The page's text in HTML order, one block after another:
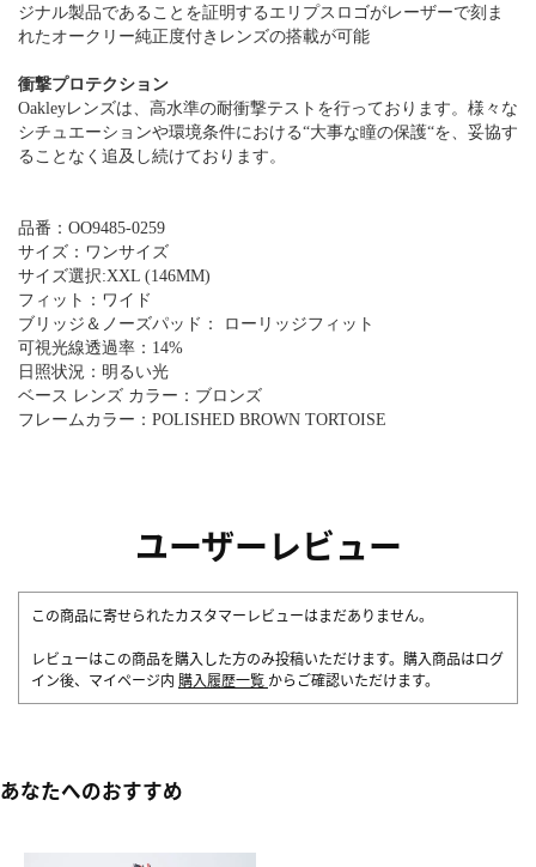
ジナル製品であることを証明するエリプスロゴがレーザーで刻ま
れたオークリー純正度付きレンズの搭載が可能
衝撃プロテクション
Oakleyレンズは、高水準の耐衝撃テストを行っております。様々な
シチュエーションや環境条件における“大事な瞳の保護“を、妥協す
ることなく追及し続けております。
品番：OO9485-0259
サイズ：ワンサイズ
サイズ選択:XXL (146MM)
フィット：ワイド
ブリッジ＆ノーズパッド： ローリッジフィット
可視光線透過率：14%
日照状況：明るい光
ベース レンズ カラー：ブロンズ
フレームカラー：POLISHED BROWN TORTOISE
ユーザーレビュー
この商品に寄せられたカスタマーレビューはまだありません。
レビューはこの商品を購入した方のみ投稿いただけます。購入商品はログ
イン後、マイページ内 購入履歴一覧 からご確認いただけます。
あなたへのおすすめ